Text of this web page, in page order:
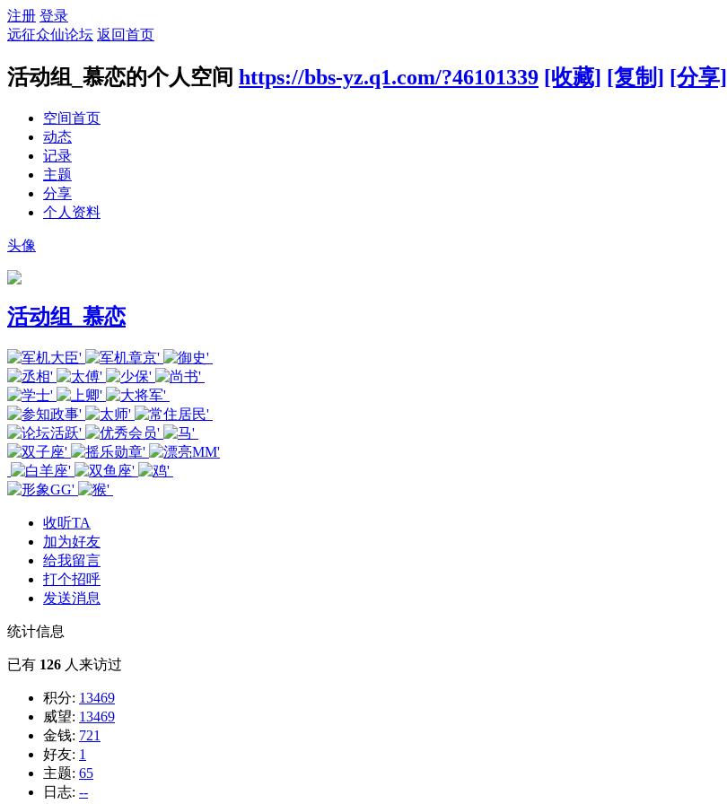
注册 登录
远征众仙论坛 返回首页
活动组_慕恋的个人空间 https://bbs-yz.q1.com/?46101339 [收藏] [复制] [分享]
空间首页
动态
记录
主题
分享
个人资料
头像
活动组_慕恋
收听TA
加为好友
给我留言
打个招呼
发送消息
统计信息
已有 126 人来访过
积分: 13469
威望: 13469
金钱: 721
好友: 1
主题: 65
日志: --